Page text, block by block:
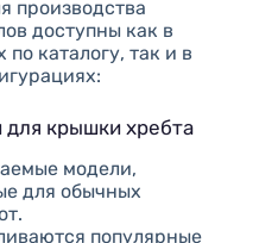
производства
доступны как в
каталогу, так и в
для крышки хребта
модели,
для обычных
популярные